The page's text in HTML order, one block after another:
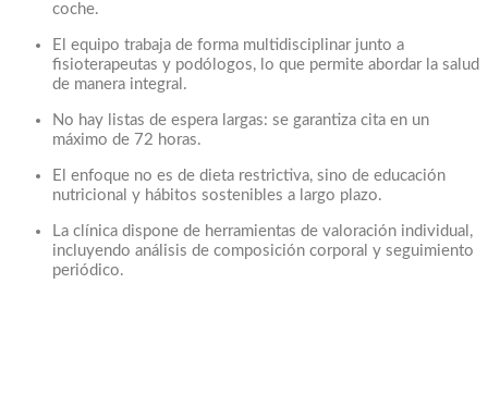
coche.
El equipo trabaja de forma multidisciplinar junto a
fisioterapeutas y podólogos, lo que permite abordar la salud
de manera integral.
No hay listas de espera largas: se garantiza cita en un
máximo de 72 horas.
El enfoque no es de dieta restrictiva, sino de educación
nutricional y hábitos sostenibles a largo plazo.
La clínica dispone de herramientas de valoración individual,
incluyendo análisis de composición corporal y seguimiento
periódico.